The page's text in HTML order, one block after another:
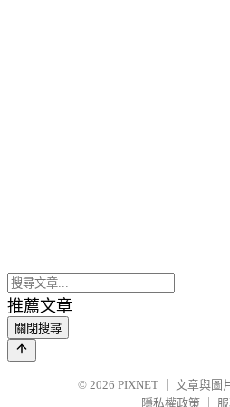
推薦文章
關閉搜尋
© 2026 PIXNET
文章與圖
隱私權政策